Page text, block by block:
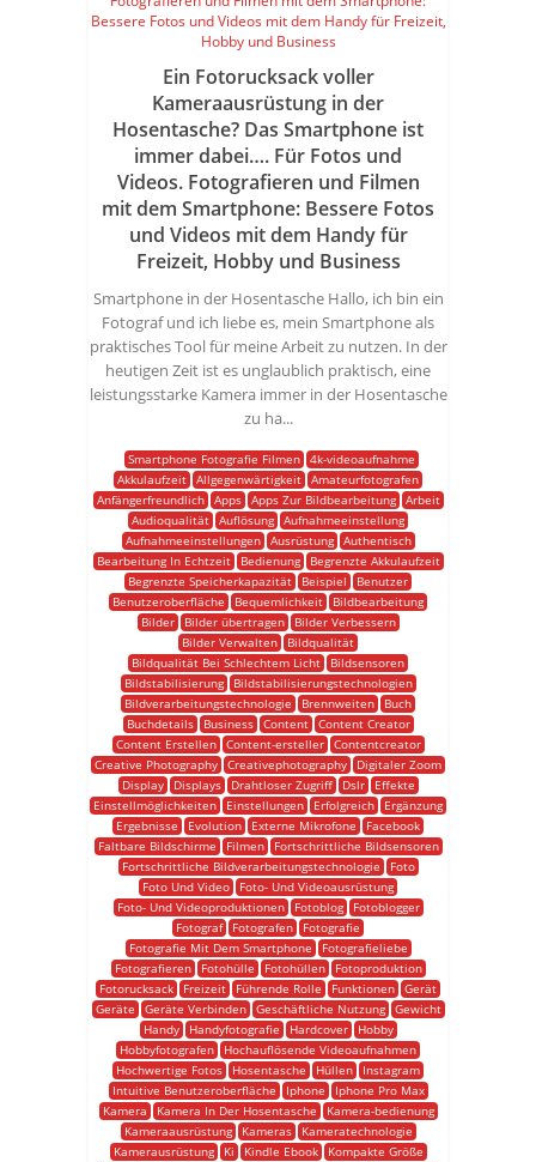
Ein Fotorucksack voller
Kameraausrüstung in der
Hosentasche? Das Smartphone ist
immer dabei…. Für Fotos und
Videos. Fotografieren und Filmen
mit dem Smartphone: Bessere Fotos
und Videos mit dem Handy für
Freizeit, Hobby und Business
Smartphone in der Hosentasche Hallo, ich bin ein
Fotograf und ich liebe es, mein Smartphone als
praktisches Tool für meine Arbeit zu nutzen. In der
heutigen Zeit ist es unglaublich praktisch, eine
leistungsstarke Kamera immer in der Hosentasche
zu ha...
Smartphone Fotografie Filmen
4k-videoaufnahme
Akkulaufzeit Allgegenwärtigkeit Amateurfotografen
Anfängerfreundlich
Apps Apps Zur Bildbearbeitung
Arbeit
Audioqualität Auflösung Aufnahmeeinstellung
Aufnahmeeinstellungen
Ausrüstung
Authentisch
Bearbeitung In Echtzeit
Bedienung
Begrenzte Akkulaufzeit
Begrenzte Speicherkapazität
Beispiel
Benutzer
Benutzeroberfläche
Bequemlichkeit
Bildbearbeitung
Bilder
Bilder übertragen
Bilder Verbessern
Bilder Verwalten
Bildqualität
Bildqualität Bei Schlechtem Licht
Bildsensoren
Bildstabilisierung
Bildstabilisierungstechnologien
Bildverarbeitungstechnologie
Brennweiten
Buch
Buchdetails
Business Content
Content Creator
Content Erstellen
Content-ersteller
Contentcreator
Creative Photography Creativephotography
Digitaler Zoom
Display
Displays Drahtloser Zugriff Dslr
Effekte
Einstellmöglichkeiten
Einstellungen Erfolgreich
Ergänzung
Ergebnisse
Evolution Externe Mikrofone
Facebook
Faltbare Bildschirme
Filmen
Fortschrittliche Bildsensoren
Fortschrittliche Bildverarbeitungstechnologie
Foto
Foto Und Video
Foto- Und Videoausrüstung
Foto- Und Videoproduktionen
Fotoblog
Fotoblogger
Fotograf
Fotografen
Fotografie
Fotografie Mit Dem Smartphone
Fotografieliebe
Fotografieren
Fotohülle Fotohüllen
Fotoproduktion
Fotorucksack
Freizeit Führende Rolle Funktionen Gerät
Geräte
Geräte Verbinden Geschäftliche Nutzung
Gewicht
Handy
Handyfotografie Hardcover
Hobby
Hobbyfotografen
Hochauflösende Videoaufnahmen
Hochwertige Fotos
Hosentasche Hüllen
Instagram
Intuitive Benutzeroberfläche
Iphone
Iphone Pro Max
Kamera
Kamera In Der Hosentasche
Kamera-bedienung
Kameraausrüstung
Kameras
Kameratechnologie
Kamerausrüstung
Ki Kindle Ebook
Kompakte Größe